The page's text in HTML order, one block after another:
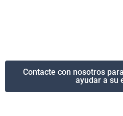
Contacte con nosotros
ayudar a su